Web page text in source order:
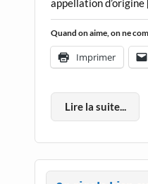
Quand on aime, on ne
Imprimer
Lire la suite...